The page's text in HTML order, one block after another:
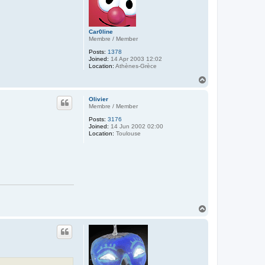
Car0line
Membre / Member
Posts: 1378
Joined: 14 Apr 2003 12:02
Location: Athènes-Grèce
Olivier
Membre / Member
Posts: 3176
Joined: 14 Jun 2002 02:00
Location: Toulouse